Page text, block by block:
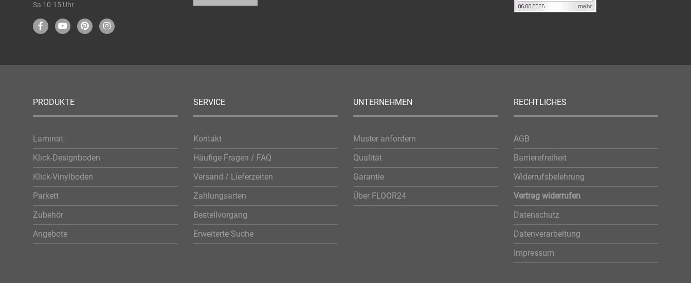
Sa 10-15 Uhr
PRODUKTE
Laminat
Klick-Designboden
Klick-Vinylboden
Parkett
Zubehör
Angebote
SERVICE
Kontakt
Häufige Fragen / FAQ
Versand / Lieferzeiten
Zahlungsarten
Bestellvorgang
Erweiterte Suche
UNTERNEHMEN
Muster anfordern
Qualität
Garantie
Über FLOOR24
RECHTLICHES
AGB
Barrierefreiheit
Widerrufsbelehrung
Vertrag widerrufen
Datenschutz
Datenverarbeitung
Impressum